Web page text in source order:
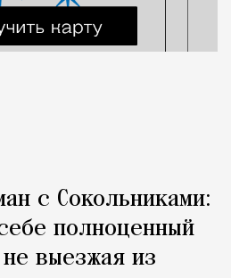
с Сокольниками:
полноценный
выезжая из